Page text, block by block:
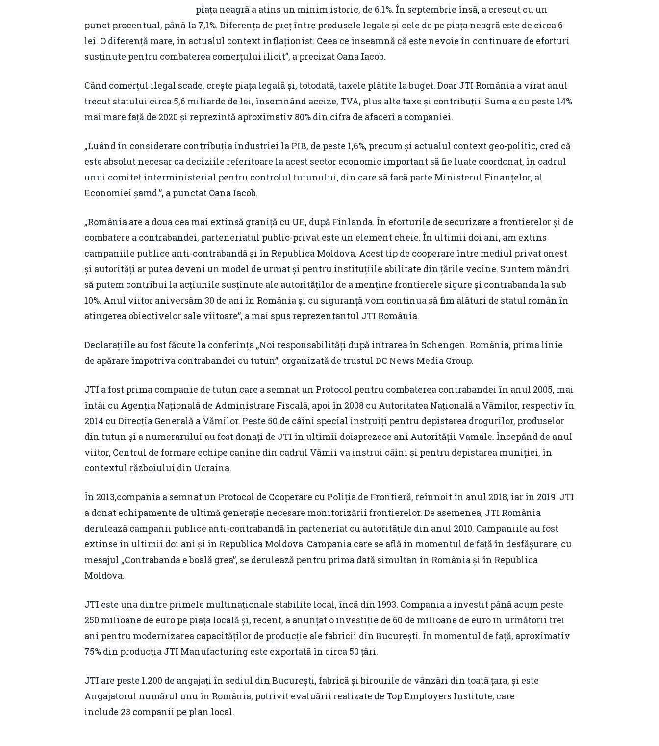
piața neagră a atins un minim istoric, de 6,1%. În septembrie însă, a crescut cu un
punct procentual, până la 7,1%. Diferența de preț între produsele legale și cele de pe piața neagră este de circa 6
lei. O diferență mare, în actualul context inflaționist. Ceea ce înseamnă că este nevoie în continuare de eforturi
susținute pentru combaterea comerțului ilicit”, a precizat Oana Iacob.
Când comerțul ilegal scade, crește piața legală și, totodată, taxele plătite la buget. Doar JTI România a virat anul
trecut statului circa 5,6 miliarde de lei, însemnând accize, TVA, plus alte taxe și contribuții. Suma e cu peste 14%
mai mare față de 2020 și reprezintă aproximativ 80% din cifra de afaceri a companiei.
„Luând în considerare contribuția industriei la PIB, de peste 1,6%, precum și actualul context geo-politic, cred că
este absolut necesar ca deciziile referitoare la acest sector economic important să fie luate coordonat, în cadrul
unui comitet interministerial pentru controlul tutunului, din care să facă parte Ministerul Finanțelor, al
Economiei șamd.”, a punctat Oana Iacob.
„România are a doua cea mai extinsă graniță cu UE, după Finlanda. În eforturile de securizare a frontierelor și de
combatere a contrabandei, parteneriatul public-privat este un element cheie. În ultimii doi ani, am extins
campaniile publice anti-contrabandă și în Republica Moldova. Acest tip de cooperare între mediul privat onest
și autorități ar putea deveni un model de urmat și pentru instituțiile abilitate din țările vecine. Suntem mândri
să putem contribui la acțiunile susținute ale autorităților de a menține frontierele sigure și contrabanda la sub
10%. Anul viitor aniversăm 30 de ani în România și cu siguranță vom continua să fim alături de statul român în
atingerea obiectivelor sale viitoare”, a mai spus reprezentantul JTI România.
Declarațiile au fost făcute la conferința „Noi responsabilități după intrarea în Schengen. România, prima linie
de apărare împotriva contrabandei cu tutun”, organizată de trustul DC News Media Group.
JTI a fost prima companie de tutun care a semnat un Protocol pentru combaterea contrabandei în anul 2005, mai
întâi cu Agenția Națională de Administrare Fiscală, apoi în 2008 cu Autoritatea Națională a Vămilor, respectiv în
2014 cu Direcția Generală a Vămilor. Peste 50 de câini special instruiți pentru depistarea drogurilor, produselor
din tutun și a numerarului au fost donați de JTI în ultimii doisprezece ani Autorității Vamale. Începând de anul
viitor, Centrul de formare echipe canine din cadrul Vămii va instrui câini și pentru depistarea muniției, în
contextul războiului din Ucraina.
În 2013,compania a semnat un Protocol de Cooperare cu Poliția de Frontieră, reînnoit în anul 2018, iar în 2019 JTI
a donat echipamente de ultimă generație necesare monitorizării frontierelor. De asemenea, JTI România
derulează campanii publice anti-contrabandă în parteneriat cu autoritățile din anul 2010. Campaniile au fost
extinse în ultimii doi ani și în Republica Moldova. Campania care se află în momentul de față în desfășurare, cu
mesajul „Contrabanda e boală grea”, se derulează pentru prima dată simultan în România și în Republica
Moldova.
JTI este una dintre primele multinaționale stabilite local, încă din 1993. Compania a investit până acum peste
250 milioane de euro pe piața locală și, recent, a anunțat o investiție de 60 de milioane de euro în următorii trei
ani pentru modernizarea capacităților de producție ale fabricii din București. În momentul de față, aproximativ
75% din producția JTI Manufacturing este exportată în circa 50 țări.
JTI are peste 1.200 de angajați în sediul din București, fabrică și birourile de vânzări din toată țara, și este
Angajatorul numărul unu în România, potrivit evaluării realizate de Top Employers Institute, care
include 23 companii pe plan local.
Contact
Email: